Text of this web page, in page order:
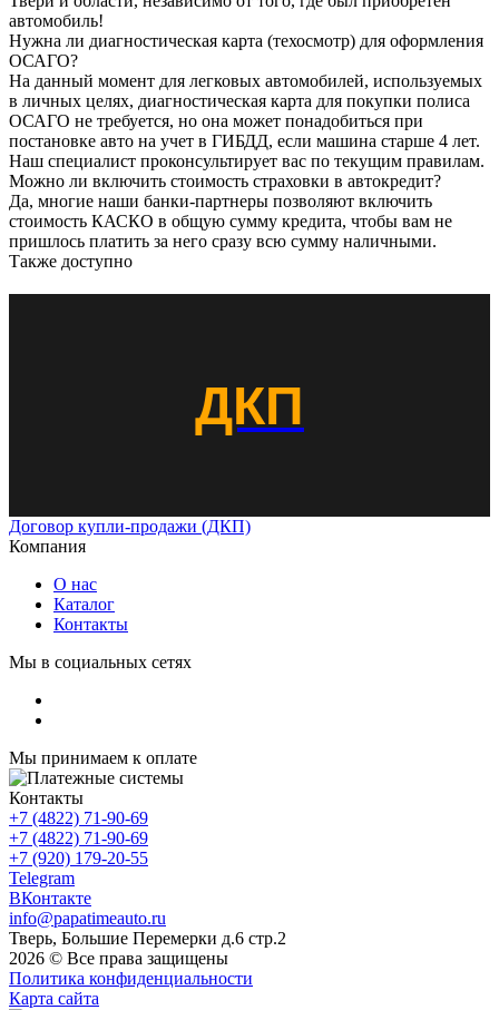
автомобиль!
Нужна ли диагностическая карта (техосмотр) для оформления
ОСАГО?
На данный момент для легковых автомобилей, используемых
в личных целях, диагностическая карта для покупки полиса
ОСАГО не требуется, но она может понадобиться при
постановке авто на учет в ГИБДД, если машина старше 4 лет.
Наш специалист проконсультирует вас по текущим правилам.
Можно ли включить стоимость страховки в автокредит?
Да, многие наши банки-партнеры позволяют включить
стоимость КАСКО в общую сумму кредита, чтобы вам не
пришлось платить за него сразу всю сумму наличными.
Также доступно
ДКП
Договор купли-продажи (ДКП)
Компания
О нас
Каталог
Контакты
Мы в социальных сетях
Мы принимаем к оплате
Контакты
+7 (4822) 71-90-69
+7 (4822) 71-90-69
+7 (920) 179-20-55
Telegram
ВКонтакте
info@papatimeauto.ru
Тверь, Большие Перемерки д.6 стр.2
2026 © Все права защищены
Политика конфиденциальности
Карта сайта